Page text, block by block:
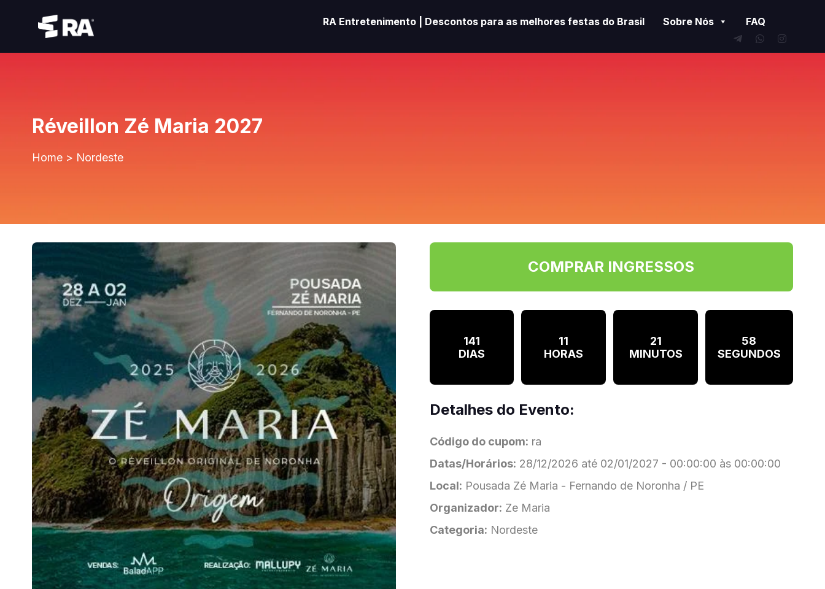
RA Entretenimento | Descontos para as melhores festas do Brasil Sobre Nós FAQ
Réveillon Zé Maria 2027
Home > Nordeste
COMPRAR INGRESSOS
141
DIAS
11
HORAS
21
MINUTOS
57
SEGUNDOS
Detalhes do Evento:
Código do cupom: ra
Datas/Horários: 28/12/2026 até 02/01/2027 - 00:00:00 às 00:00:00
Local: Pousada Zé Maria - Fernando de Noronha / PE
Organizador: Ze Maria
Categoria: Nordeste